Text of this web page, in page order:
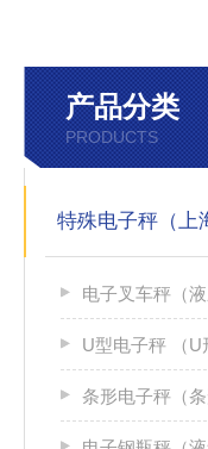
产品分类
PRODUCTS
电子叉车秤（液
U型电子秤 （U
条形电子秤（条